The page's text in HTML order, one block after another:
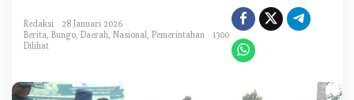
g
Redaksi
28 Januari 2026
Berita Bungo Daerah Nasional Pemerintahan
1300
Dilihat